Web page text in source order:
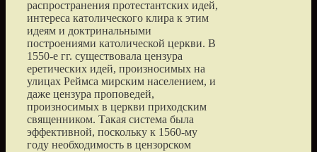
распространения протестантских идей,
интереса католического клира к этим
идеям и доктринальными
построениями католической церкви. В
1550-е гг. существовала цензура
еретических идей, произносимых на
улицах Реймса мирским населением, и
даже цензура проповедей,
произносимых в церкви приходским
священником. Такая система была
эффективной, поскольку к 1560-му
году необходимость в цензорском